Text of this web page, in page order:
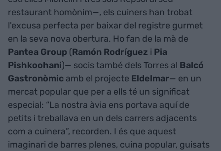
restaurant homònim—, els cuiners han trobat
l'excusa perfecta per baixar del registre gurmet
en la seva nova obertura. Ho fan de la mà de
Pantea Group (Ramón Rodríguez i Pia
Pishkoohani)— socis també dels Torres al Balcó
Gastronòmic amb el projecte Eldelmar— en un
mercat popular que per a ells té un significat
especial: “La nostra àvia ens portava aquí de
petits i treballava en un dels carrers adjacents
com a cuinera”, recorden. I és que aquest
imaginari de barres plenes, cuina popular, guisats